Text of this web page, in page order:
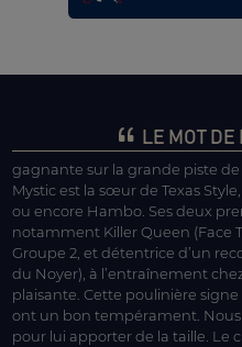
LE MOT DE
gagnante sur la grande piste
Mystic est la sœur de Texas
ou encore Hambo. Ses deux
notamment Killer Queen (Face
Groupe 2, et détentrice d’un
du Noyer), à l’entraînement
plaisante. Cette poulinière
ont un bon tempérament. Nous
pour lui apporter de la taille. Le